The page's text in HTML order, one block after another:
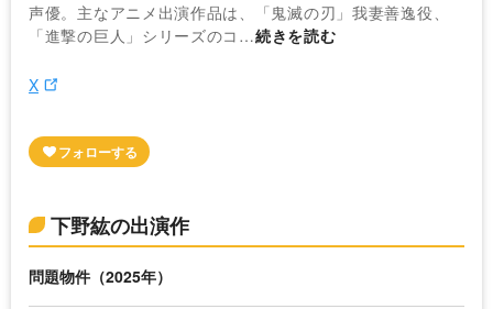
声優。主なアニメ出演作品は、「鬼滅の刃」我妻善逸役、
「進撃の巨人」シリーズのコ…続きを読む
X
下野紘の出演作
問題物件（2025年）